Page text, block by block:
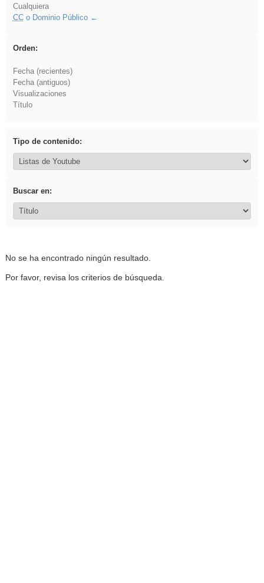
Cualquiera
CCo Dominio Público
Orden:
Fecha (recientes)
Fecha (antiguos)
Visualizaciones
Título
Tipo de contenido:
Buscar en:
No se ha encontrado ningún resultado.
Por favor, revisa los criterios de búsqueda.